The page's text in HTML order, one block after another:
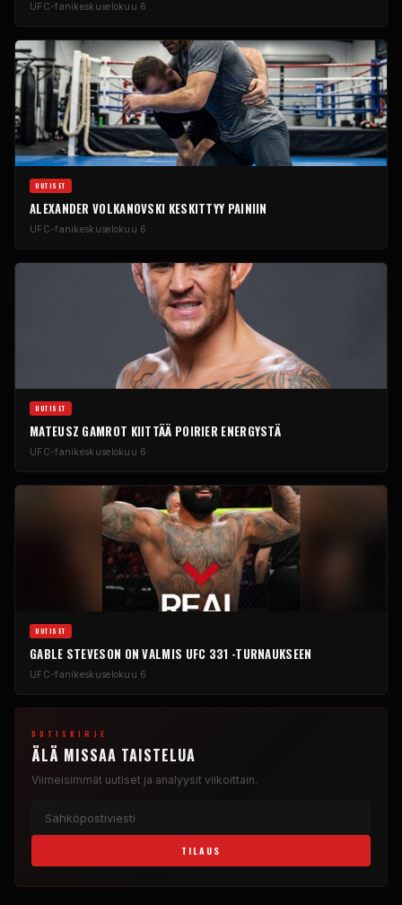
UFC-fanikeskuselokuu 6
UUTISET
ALEXANDER VOLKANOVSKI KESKITTYY PAINIIN
UFC-fanikeskuselokuu 6
UUTISET
MATEUSZ GAMROT KIITTÄÄ POIRIER ENERGYSTÄ
UFC-fanikeskuselokuu 6
UUTISET
GABLE STEVESON ON VALMIS UFC 331 -TURNAUKSEEN
UFC-fanikeskuselokuu 6
UUTISKIRJE
ÄLÄ MISSAA TAISTELUA
Viimeisimmät uutiset ja analyysit viikoittain.
TILAUS